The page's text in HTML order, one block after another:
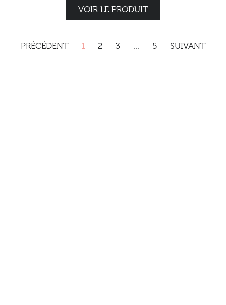
VOIR LE PRODUIT
PRÉCÉDENT 1 2 3 … 5 SUIVANT